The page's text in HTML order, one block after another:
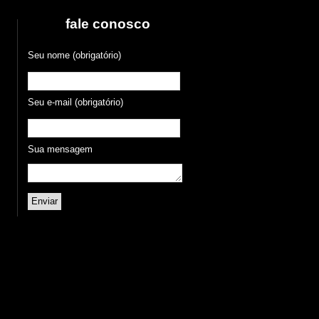
fale conosco
Seu nome (obrigatório)
Seu e-mail (obrigatório)
Sua mensagem